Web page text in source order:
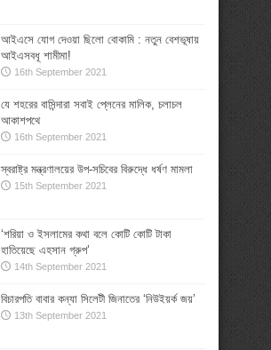
আইএসে যোগ দেওয়া ছিলো বোকামি : নতুন বেশভূষায়
আইএসবধূ শামীমা!
16th September 2021
যে শহরের বাসিন্দারা সবাই প্লেনের মালিক, চলাচল
আকাশপথে
16th September 2021
স্বরাষ্ট্র মন্ত্রণালয়ের উপ-সচিবের বিরুদ্ধে ধর্ষণ মামলা
15th September 2021
‘শরিয়া ও ইসলামের কথা বলে কোটি কোটি টাকা
হাতিয়েছে এহসান গ্রুপ’
14th September 2021
বিচারপতি বাবার কন্যা সিলেটী জিনাতের ‘নিউইয়র্ক জয়’
13th September 2021